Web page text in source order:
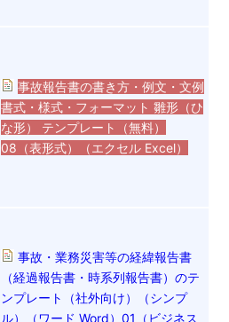
事故報告書の書き方・例文・文例
書式・様式・フォーマット 雛形（ひ
な形） テンプレート（無料）
08（表形式）（エクセル Excel）
事故・業務災害等の経緯報告書
（経過報告書・時系列報告書）のテ
ンプレート（社外向け）（シンプ
ル）（ワード Word）01（ビジネス